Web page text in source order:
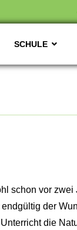
SCHULE
schon vor
der
die